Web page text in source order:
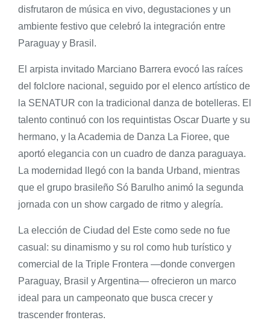
disfrutaron de música en vivo, degustaciones y un
ambiente festivo que celebró la integración entre
Paraguay y Brasil.
El arpista invitado Marciano Barrera evocó las raíces
del folclore nacional, seguido por el elenco artístico de
la SENATUR con la tradicional danza de botelleras. El
talento continuó con los requintistas Oscar Duarte y su
hermano, y la Academia de Danza La Fioree, que
aportó elegancia con un cuadro de danza paraguaya.
La modernidad llegó con la banda Urband, mientras
que el grupo brasileño Só Barulho animó la segunda
jornada con un show cargado de ritmo y alegría.
La elección de Ciudad del Este como sede no fue
casual: su dinamismo y su rol como hub turístico y
comercial de la Triple Frontera —donde convergen
Paraguay, Brasil y Argentina— ofrecieron un marco
ideal para un campeonato que busca crecer y
trascender fronteras.